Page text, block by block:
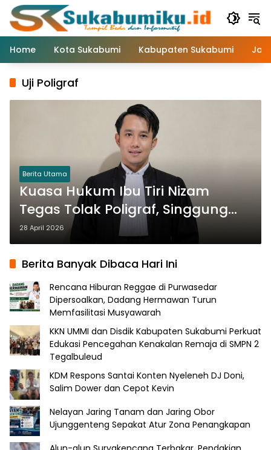
Langsung
konten
Home
Kota Sukabumi Kabupaten Sukabumi
Uji Poligraf
Berita Utama
Kuasa Hukum Ibu Tiri Nizam
Tegas Tolak Poligraf, Singgung
Potensi Intimidasi
28 April 2026
Berita Banyak Dibaca Hari Ini
Rencana Hiburan Reggae di Purwasedar
Dipersoalkan, Dadang Hermawan Turun
Memfasilitasi Musyawarah
KKN UMMI dan Disdik Kabupaten Sukabumi Perkuat
Edukasi Pencegahan Kenakalan Remaja di SMPN 2
Tegalbuleud
KDM Respons Santai Konten Nyeleneh DJ Doni,
Salim Dower dan Cepot Kevin
Nelayan Jaring Tanam dan Jaring Obor
Ujunggenteng Sepakat Atur Zona Penangkapan